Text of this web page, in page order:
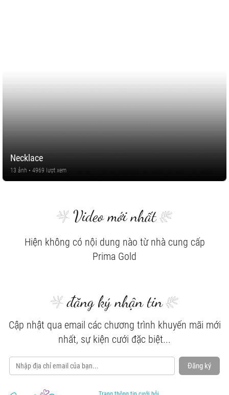
Necklace
13 ảnh • 4969 lượt xem
Video mới nhất
Hiện không có nội dung nào từ nhà cung cấp
Prima Gold
đăng ký nhận tin
Cập nhật qua email các chương trình khuyến mãi mới
nhất, sự kiện cưới đặc biệt...
Đăng ký